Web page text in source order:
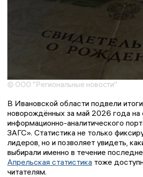
© ООО "Региональные новости"
В Ивановской области подвели
новорождённых за май 2026 года на
информационно-аналитического
ЗАГС». Статистика не только
лидеров, но и позволяет увидеть,
выбирали именно в течение
Апрельская статистика тоже
читателям.